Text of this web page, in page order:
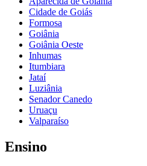
Cidade de Goiás
Formosa
Goiânia
Goiânia Oeste
Inhumas
Itumbiara
Jataí
Luziânia
Senador Canedo
Uruaçu
Valparaíso
Ensino